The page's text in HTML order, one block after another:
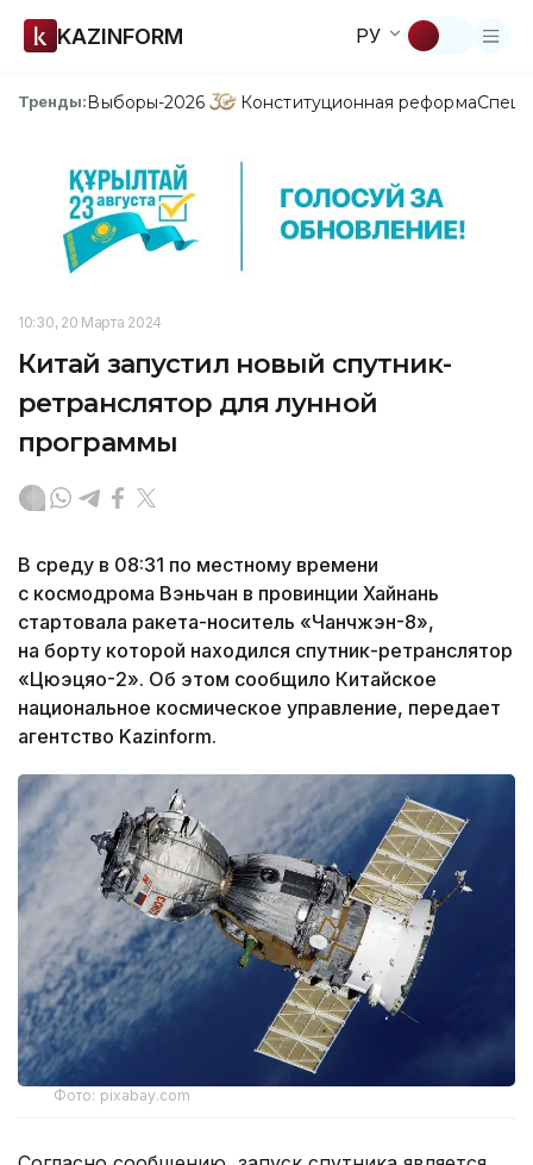
KAZINFORM РУ
Тренды:Выборы-2026 Конституционная реформа
10:30, 20 Марта 2024
Китай запустил новый спутник-
ретранслятор для лунной
программы
В среду в 08:31 по местному времени
с космодрома Вэньчан в провинции Хайнань
стартовала ракета-носитель «Чанчжэн-8»,
на борту которой находился спутник-ретранслятор
«Цюэцяо-2». Об этом сообщило Китайское
национальное космическое управление, передает
агентство Kazinform.
Фото: pixabay.com